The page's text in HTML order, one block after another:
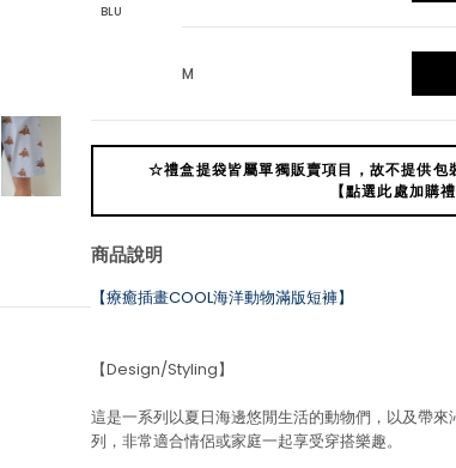
BLU
M
☆禮盒提袋皆屬單獨販賣項目，故不提供包
【點選此處加購禮
商品說明
【療癒插畫COOL海洋動物滿版短褲】
【Design/Styling】
這是一系列以夏日海邊悠閒生活的動物們，以及帶
列，非常適合情侶或家庭一起享受穿搭樂趣。